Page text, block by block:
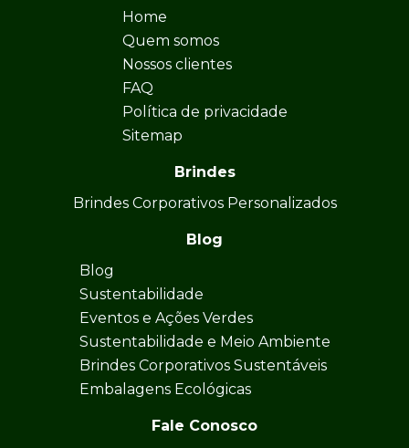
Home
Quem somos
Nossos clientes
FAQ
Política de privacidade
Sitemap
Brindes
Brindes Corporativos Personalizados
Blog
Blog
Sustentabilidade
Eventos e Ações Verdes
Sustentabilidade e Meio Ambiente
Brindes Corporativos Sustentáveis
Embalagens Ecológicas
Fale Conosco